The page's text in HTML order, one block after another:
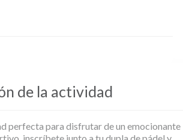
de la actividad
perfecta para disfrutar de un emocionante